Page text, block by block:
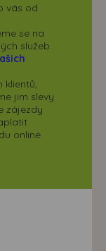
vás od
se na
služeb.
klientů,
jim slevy
zájezdy
online